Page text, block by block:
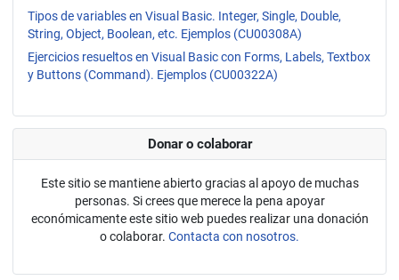
Tipos de variables en Visual Basic. Integer, Single, Double,
String, Object, Boolean, etc. Ejemplos (CU00308A)
Ejercicios resueltos en Visual Basic con Forms, Labels, Textbox
y Buttons (Command). Ejemplos (CU00322A)
Donar o colaborar
Este sitio se mantiene abierto gracias al apoyo de muchas
personas. Si crees que merece la pena apoyar
económicamente este sitio web puedes realizar una donación
o colaborar. Contacta con nosotros.